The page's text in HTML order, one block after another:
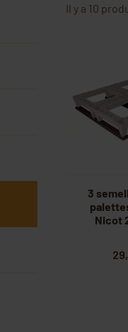
Il y a 10
3
Nicot